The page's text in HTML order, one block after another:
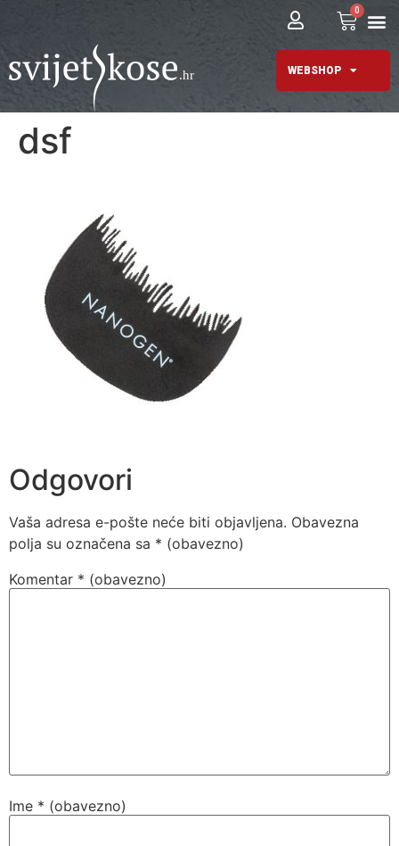
0
WEBSHOP
dsf
Odgovori
Vaša adresa e-pošte neće biti objavljena. Obavezna
polja su označena sa * (obavezno)
Komentar * (obavezno)
Ime * (obavezno)